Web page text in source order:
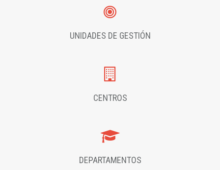
UNIDADES DE GESTIÓN
CENTROS
DEPARTAMENTOS